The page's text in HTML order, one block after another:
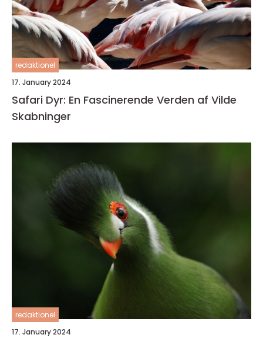
redaktionel
17. January 2024
Safari Dyr: En Fascinerende Verden af Vilde
Skabninger
redaktionel
17. January 2024